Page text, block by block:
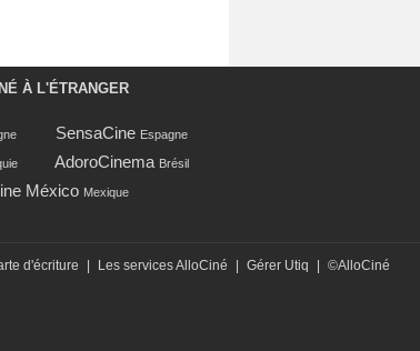
À L'ÉTRANGER
SensaCine Espagne
AdoroCinema Brésil
México Mexique
d'écriture Les services AlloCiné Gérer Utiq
©AlloCiné